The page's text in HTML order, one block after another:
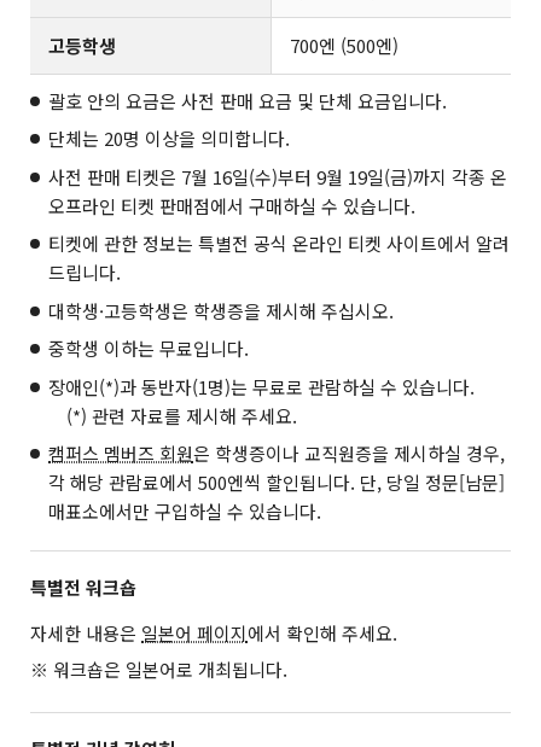
고등학생 700엔 (500엔)
괄호 안의 요금은 사전 판매 요금 및 단체 요금입니다.
단체는 20명 이상을 의미합니다.
사전 판매 티켓은 7월 16일(수)부터 9월 19일(금)까지 각종 온
오프라인 티켓 판매점에서 구매하실 수 있습니다.
티켓에 관한 정보는 특별전 공식 온라인 티켓 사이트에서 알려
드립니다.
대학생·고등학생은 학생증을 제시해 주십시오.
중학생 이하는 무료입니다.
장애인(*)과 동반자(1명)는 무료로 관람하실 수 있습니다.
(*) 관련 자료를 제시해 주세요.
캠퍼스 멤버즈 회원은 학생증이나 교직원증을 제시하실 경우,
각 해당 관람료에서 500엔씩 할인됩니다. 단, 당일 정문[남문]
매표소에서만 구입하실 수 있습니다.
특별전 워크숍
자세한 내용은 일본어 페이지에서 확인해 주세요.
※ 워크숍은 일본어로 개최됩니다.